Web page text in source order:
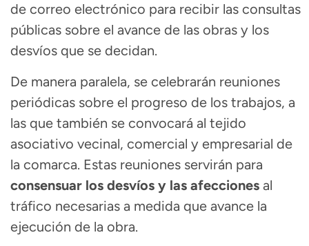
de correo electrónico para recibir las consultas
públicas sobre el avance de las obras y los
desvíos que se decidan.
De manera paralela, se celebrarán reuniones
periódicas sobre el progreso de los trabajos, a
las que también se convocará al tejido
asociativo vecinal, comercial y empresarial de
la comarca. Estas reuniones servirán para
consensuar los desvíos y las afecciones al
tráfico necesarias a medida que avance la
ejecución de la obra.